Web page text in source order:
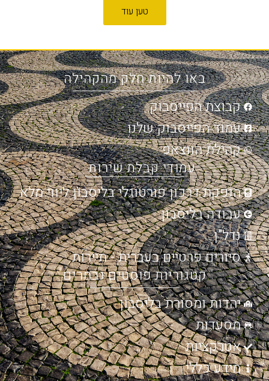
טען עוד
באו להיות חלק מהקהילה
קבוצת הפייסבוק
עמוד הפייסבוק שלנו
קהילת הווצאפ
עמודי קבלת שירות
הנפקת דרכון פורטוגלי בליסבון ליווי מלא
עבודה בליסבון
נדל"ן
סיורים פרטיים בעברית - תיירות
קטגוריות פוסטים נבחרים
יהדות ומסורת בליסבון
מסעדות
אטרקציות
מידע כללי